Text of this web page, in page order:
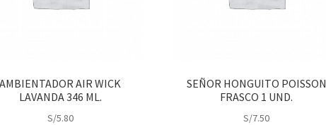
AMBIENTADOR AIR WICK
LAVANDA 346 ML.
S/5.80
SEÑOR HONGUITO POISSON
FRASCO 1 UND.
S/7.50